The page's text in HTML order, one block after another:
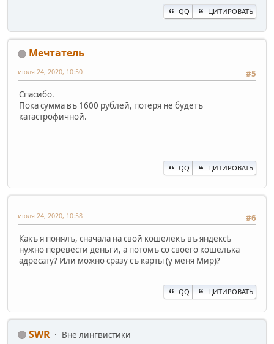
QQ ЦИТИРОВАТЬ
Мечтатель
#5
июля 24, 2020, 10:50
Спасибо.
Пока сумма въ 1600 рублей, потеря не будетъ
катастрофичной.
QQ ЦИТИРОВАТЬ
#6
июля 24, 2020, 10:58
Какъ я понялъ, сначала на свой кошелекъ въ яндексѣ
нужно перевести деньги, а потомъ со своего кошелька
адресату? Или можно сразу съ карты (у меня Мир)?
QQ ЦИТИРОВАТЬ
SWR Вне лингвистики